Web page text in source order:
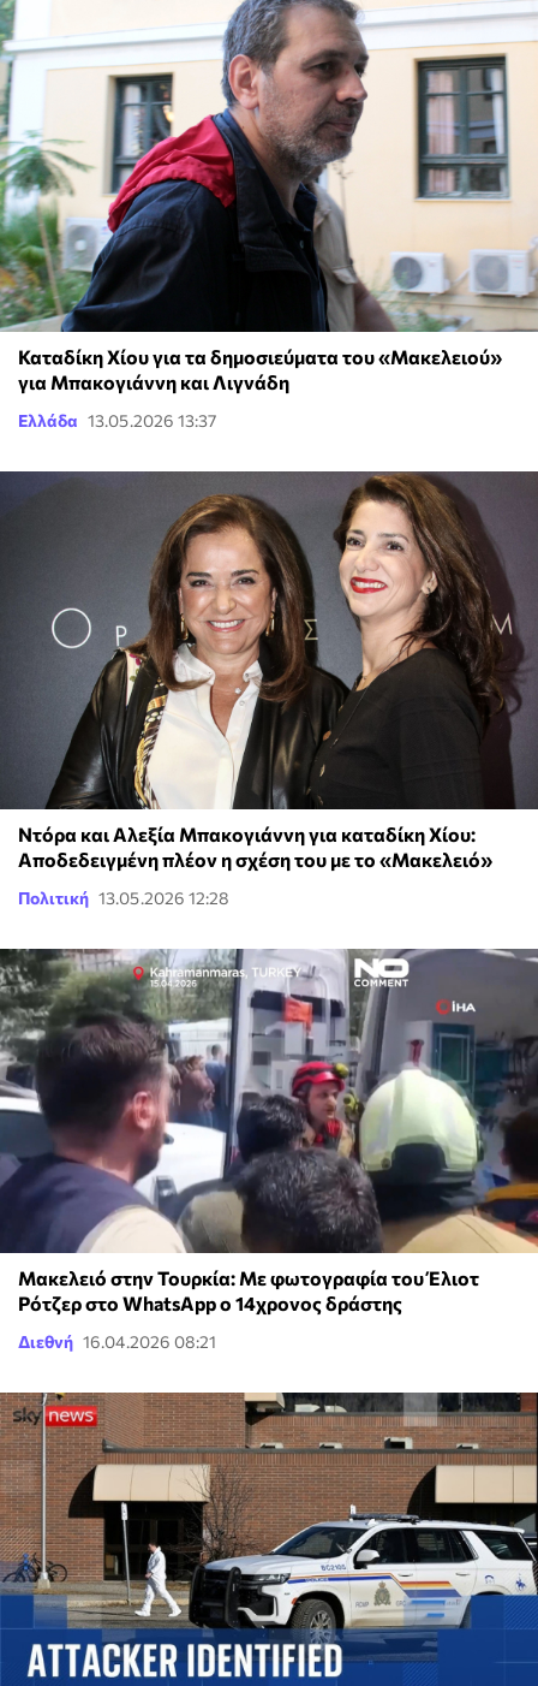
Καταδίκη Χίου για τα δημοσιεύματα του «Μακελειού»
για Μπακογιάννη και Λιγνάδη
Ελλάδα 13.05.2026 13:37
Ντόρα και Αλεξία Μπακογιάννη για καταδίκη Χίου:
Αποδεδειγμένη πλέον η σχέση του με το «Μακελειό»
Πολιτική 13.05.2026 12:28
Μακελειό στην Τουρκία: Με φωτογραφία του Έλιοτ
Ρότζερ στο WhatsApp ο 14χρονος δράστης
Διεθνή 16.04.2026 08:21